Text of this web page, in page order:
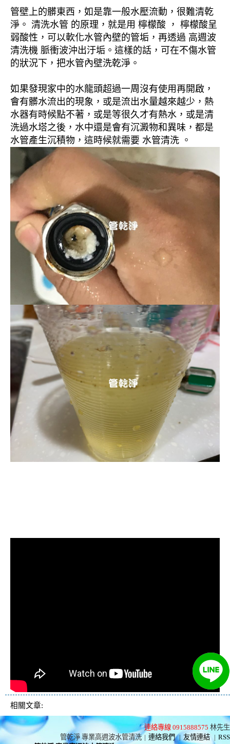
管壁上的髒東西，如是靠一般水壓流動，很難清乾
淨。 清洗水管 的原理，就是用 檸檬酸 ， 檸檬酸呈
弱酸性，可以軟化水管內壁的管垢，再透過 高週波
清洗機 脈衝波沖出汙垢。這樣的話，可在不傷水管
的狀況下，把水管內壁洗乾淨。
如果發現家中的水龍頭超過一周沒有使用再開啟，
會有髒水流出的現象，或是流出水量越來越少，熱
水器有時候點不著，或是等很久才有熱水，或是清
洗過水塔之後，水中還是會有沉澱物和異味，都是
水管產生沉積物，這時候就需要 水管清洗 。
相關文章:
連絡專線 0915888575 林先生
管乾淨 專業高週波水管清洗 | 連絡我們 | 友情連結 | RSS